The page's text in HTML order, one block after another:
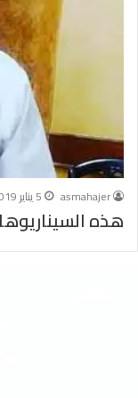
asmahajer
5 يناير 2019
هذه